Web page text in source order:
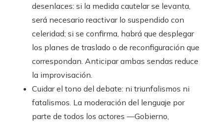
desenlaces: si la medida cautelar se levanta,
será necesario reactivar lo suspendido con
celeridad; si se confirma, habrá que desplegar
los planes de traslado o de reconfiguración que
correspondan. Anticipar ambas sendas reduce
la improvisación.
Cuidar el tono del debate: ni triunfalismos ni
fatalismos. La moderación del lenguaje por
parte de todos los actores —Gobierno,